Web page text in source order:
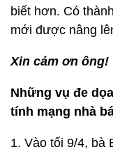
biết hơn. Có
mới được nâng
Xin cảm ơn ông!
Những vụ đe
tính mạng nhà
1. Vào tối 9/4, bà